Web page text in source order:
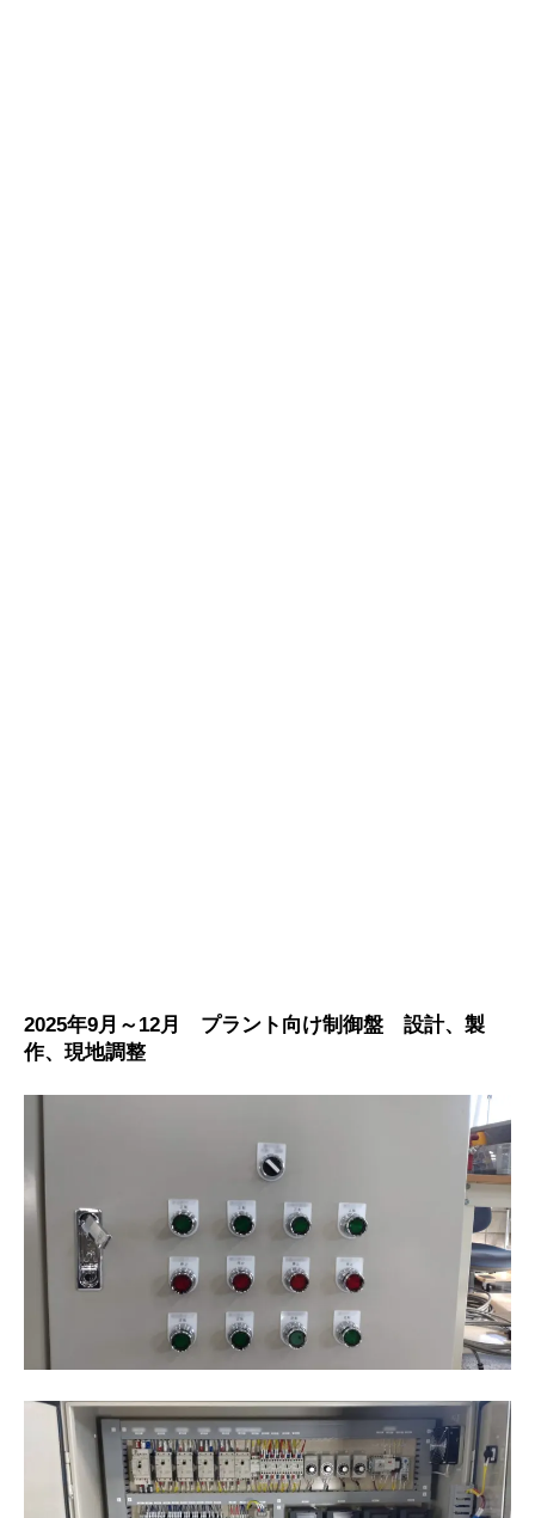
2025年9月～12月 プラント向け制御盤 設計、製
作、現地調整